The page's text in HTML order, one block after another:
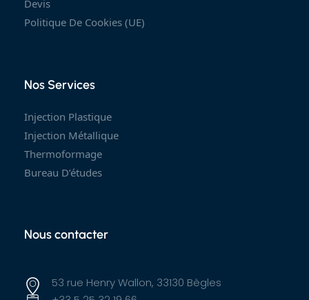
Devis
Politique De Cookies (UE)
Nos Services
Injection Plastique
Injection Métallique
Thermoformage
Bureau D’études
Nous contacter
53 rue Henry Wallon, 33130 Bègles